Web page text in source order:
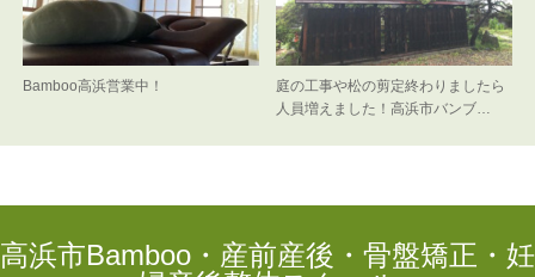
Bamboo高浜営業中！
庭の工事や松の剪定終わりましたら
人員増えました！高浜市バンブ…
高浜市Bamboo・産前産後・骨盤矯正・妊